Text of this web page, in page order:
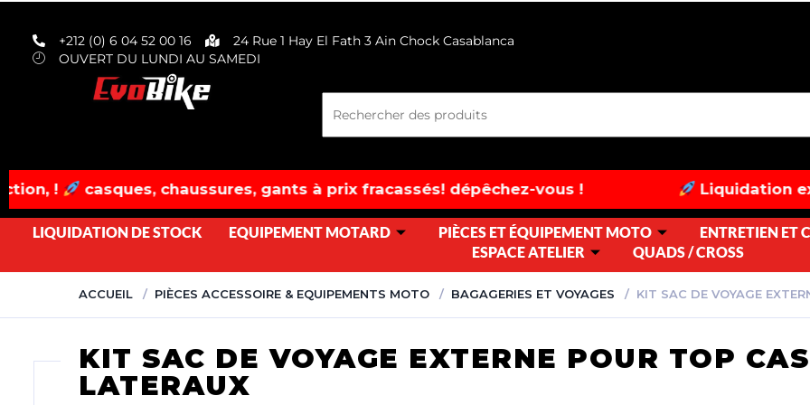
+212 (0) 6 04 52 00 16
24 Rue 1 Hay El Fath 3 Ain Chock Casablanca
OUVERT DU LUNDI AU SAMEDI
chaussures, gants à prix fracassés! dépêchez-vous ! Liquidation exceptionnelle
LIQUIDATION DE STOCK EQUIPEMENT MOTARD PIÈCES ET ÉQUIPEMENT MOTO ENTRETIEN ET
ESPACE ATELIER
QUADS / CROSS
ACCUEIL PIÈCES ACCESSOIRE & EQUIPEMENTS MOTO BAGAGERIES ET VOYAGES KIT SAC DE VOYAGE
KIT SAC DE VOYAGE EXTERNE POUR TOP
LATERAUX